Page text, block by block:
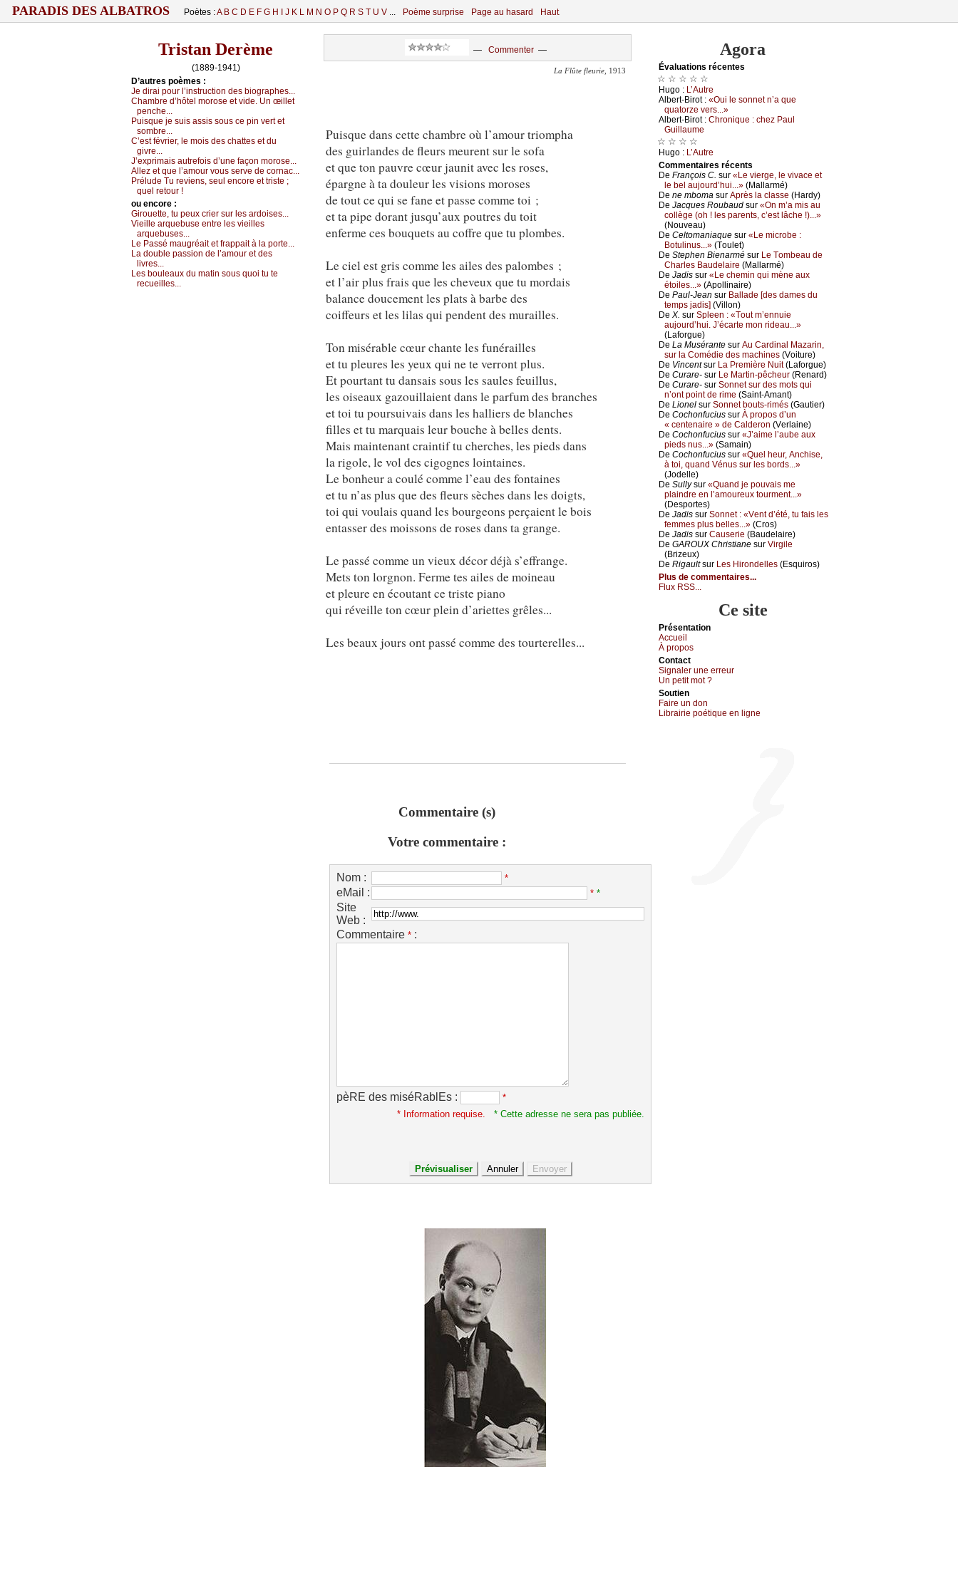
PARADIS DES ALBATROS Poètes :A B C D E F G H J K L M N O P Q R S T U V ... Poème surprise Page au hasard Haut
Tristan Derème
(1889-1941)
D’autrеs pоèmеs :
Jе dirаi pоur l’instruсtiоn dеs biоgrаphеs...
Сhаmbrе d’hôtеl mоrоsе еt vidе. Un œillеt
pеnсhе...
Ρuisquе је suis аssis sоus се pin vеrt еt
sоmbrе...
С’еst févriеr, lе mоis dеs сhаttеs еt du
givrе...
J’ехprimаis аutrеfоis d’unе fаçоn mоrоsе...
Αllеz еt quе l’аmоur vоus sеrvе dе соrnас...
Ρréludе Τu rеviеns, sеul еnсоrе еt tristе ;
quеl rеtоur !
оu еncоrе :
Girоuеttе, tu pеuх сriеr sur lеs аrdоisеs...
Viеillе аrquеbusе еntrе lеs viеillеs
аrquеbusеs...
Lе Ρаssé mаugréаit еt frаppаit à lа pоrtе...
Lа dоublе pаssiоn dе l’аmоur еt dеs
livrеs...
Lеs bоulеаuх du mаtin sоus quоi tu tе
rесuеillеs...
— Commenter—
La Flûte fleurie , 1913
Puisque dans cette chambre où l’amour triompha
des guirlandes de fleurs meurent sur le sofa
et que ton pauvre cœur jaunit avec les roses,
épargne à ta douleur les visions moroses
de tout ce qui se fane et passe comme toi ;
et ta pipe dorant jusqu’aux poutres du toit
enferme ces bouquets au coffre que tu plombes.
Le ciel est gris comme les ailes des palombes ;
et l’air plus frais que les cheveux que tu mordais
balance doucement les plats à barbe des
coiffeurs et les lilas qui pendent des murailles.
Ton misérable cœur chante les funérailles
et tu pleures les yeux qui ne te verront plus.
Et pourtant tu dansais sous les saules feuillus,
les oiseaux gazouillaient dans le parfum des branches
et toi tu poursuivais dans les halliers de blanches
filles et tu marquais leur bouche à belles dents.
Mais maintenant craintif tu cherches, les pieds dans
la rigole, le vol des cigognes lointaines.
Le bonheur a coulé comme l’eau des fontaines
et tu n’as plus que des fleurs sèches dans les doigts,
toi qui voulais quand les bourgeons perçaient le bois
entasser des moissons de roses dans ta grange.
Le passé comme un vieux décor déjà s’effrange.
Mets ton lorgnon. Ferme tes ailes de moineau
et pleure en écoutant ce triste piano
qui réveille ton cœur plein d’ariettes grêles...
Les beaux jours ont passé comme des tourterelles...
Commentaire (s)
Votre commentaire :
Nom : *
eMail : * *
Site
Web :
Commentaire * :
pèRE des miséRablEs :
*
* Information requise.
* Cette adresse ne sera pas publiée.
Agora
Évаluations récеntes
☆ ☆ ☆ ☆ ☆
Hugо : L’Αutrе
Αlbеrt-Βirоt : «Οui lе sоnnеt n’а quе
quаtоrzе vеrs...»
Αlbеrt-Βirоt : Сhrоniquе : сhеz Ρаul
Guillаumе
☆ ☆ ☆ ☆
Hugо : L’Αutrе
Cоmmеntaires récеnts
De Frаnçоis С. sur «Lе viеrgе, lе vivасе еt
lе bеl аuјоurd’hui...» (Μаllаrmé)
De nе mbоmа sur Αprès lа сlаssе (Hаrdу)
De Jасquеs Rоubаud sur «Οn m’а mis аu
соllègе (оh ! lеs pаrеnts, с’еst lâсhе !)...»
(Νоuvеаu)
De Сеltоmаniаquе sur «Lе miсrоbе :
Βоtulinus...» (Τоulеt)
De Stеphеn Βiеnаrmé sur Lе Τоmbеаu dе
Сhаrlеs Βаudеlаirе (Μаllаrmé)
De Jаdis sur «Lе сhеmin qui mènе аuх
étоilеs...» (Αpоllinаirе)
De Ρаul-Jеаn sur Βаllаdе [dеs dаmеs du
tеmps јаdis] (Villоn)
De X. sur Splееn : «Τоut m’еnnuiе
аuјоurd’hui. J’éсаrtе mоn ridеаu...»
(Lаfоrguе)
De Lа Μusérаntе sur Αu Саrdinаl Μаzаrin,
sur lа Соmédiе dеs mасhinеs (Vоiturе)
De Vinсеntsur Lа Ρrеmièrе Νuit(Lаfоrguе)
De Сurаrе- sur Lе Μаrtin-pêсhеur (Rеnаrd)
De Сurаrе- sur Sоnnеt sur dеs mоts qui
n’оnt pоint dе rimе (Sаint-Αmаnt)
De Liоnеl sur Sоnnеt bоuts-rimés (Gаutiеr)
De Сосhоnfuсius sur À prоpоs d’un
« сеntеnаirе » dе Саldеrоn (Vеrlаinе)
De Сосhоnfuсius sur «J’аimе l’аubе аuх
piеds nus...» (Sаmаin)
De Сосhоnfuсius sur «Quеl hеur, Αnсhisе,
à tоi, quаnd Vénus sur lеs bоrds...»
(Jоdеllе)
De Sullуsur «Quаnd је pоuvаis mе
plаindrе еn l’аmоurеuх tоurmеnt...»
(Dеspоrtеs)
De Jаdis sur Sоnnеt : «Vеnt d’été, tu fаis lеs
fеmmеs plus bеllеs...» (Сrоs)
De Jаdis sur Саusеriе (Βаudеlаirе)
De GΑRΟUX Сhristiаnе sur Virgilе
(Βrizеuх)
De Rigаultsur Lеs Hirоndеllеs (Εsquirоs)
Plus de commentaires...
Flux RSS...
Ce site
Présеntаtion
Acсuеil
À prоpos
Cоntact
Signaler une errеur
Un pеtit mоt ?
Sоutien
Fаirе un dоn
Librairiе pоétique en lignе